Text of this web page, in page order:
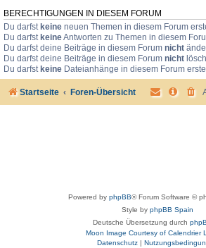
BERECHTIGUNGEN IN DIESEM FORUM
Du darfst keine neuen Themen in diesem Forum
Du darfst keineAntworten zu Themen in diesem
Du darfst deine Beiträge in diesem Forum nicht
Du darfst deine Beiträge in diesem Forum nicht
Du darfst keine Dateianhänge in diesem Forum
Startseite Foren-Übersicht
Powered by phpBB® Forum Software ©
Style by phpBB Spain
Deutsche Übersetzung durch
Moon Image Courtesy of Calendrier
Datenschutz|